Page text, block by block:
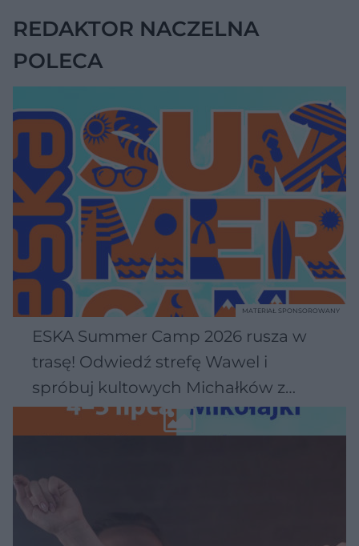
REDAKTOR NACZELNA
POLECA
ESKA Summer Camp 2026 rusza w
trasę! Odwiedź strefę Wawel i
spróbuj kultowych Michałków z
Wawelu
MATERIAŁ SPONSOROWANY